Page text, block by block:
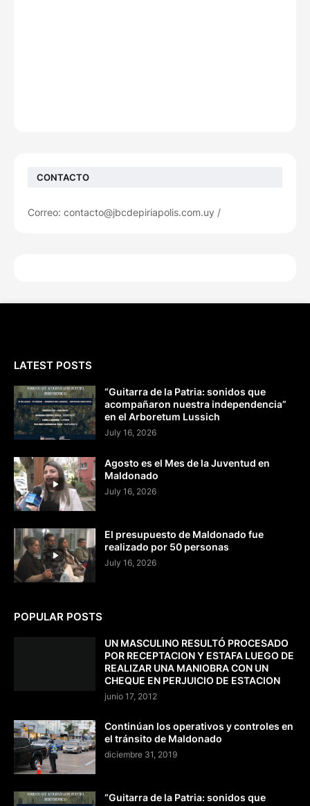
CONTACTO
Correo: contacto@jbcdepiriapolis.com.uy /
LATEST POSTS
“Guitarra de la Patria: sonidos que
acompañaron nuestra independencia”
en el Arboretum Lussich
July 16, 2026
Agosto es el Mes de la Juventud en
Maldonado
July 16, 2026
El presupuesto de Maldonado fue
realizado por 50 personas
July 16, 2026
POPULAR POSTS
UN MASCULINO RESULTÓ PROCESADO
POR RECEPTACION Y ESTAFA LUEGO DE
REALIZAR UNA MANIOBRA CON UN
CHEQUE EN PERJUICIO DE ESTACION
junio 17, 2012
Continúan los operativos y controles en
el tránsito de Maldonado
diciembre 31, 2019
“Guitarra de la Patria: sonidos que